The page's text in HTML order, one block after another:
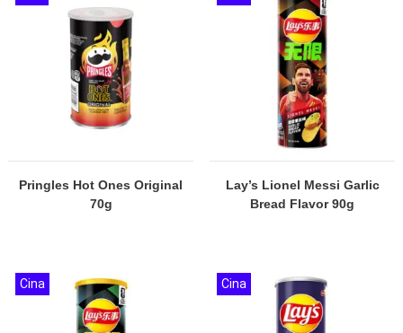
Pringles Hot Ones Original
70g
Lay’s Lionel Messi Garlic
Bread Flavor 90g
Cina Cina